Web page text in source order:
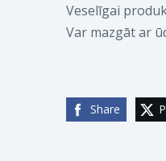
Veselīgai
Var mazgāt ar
Share